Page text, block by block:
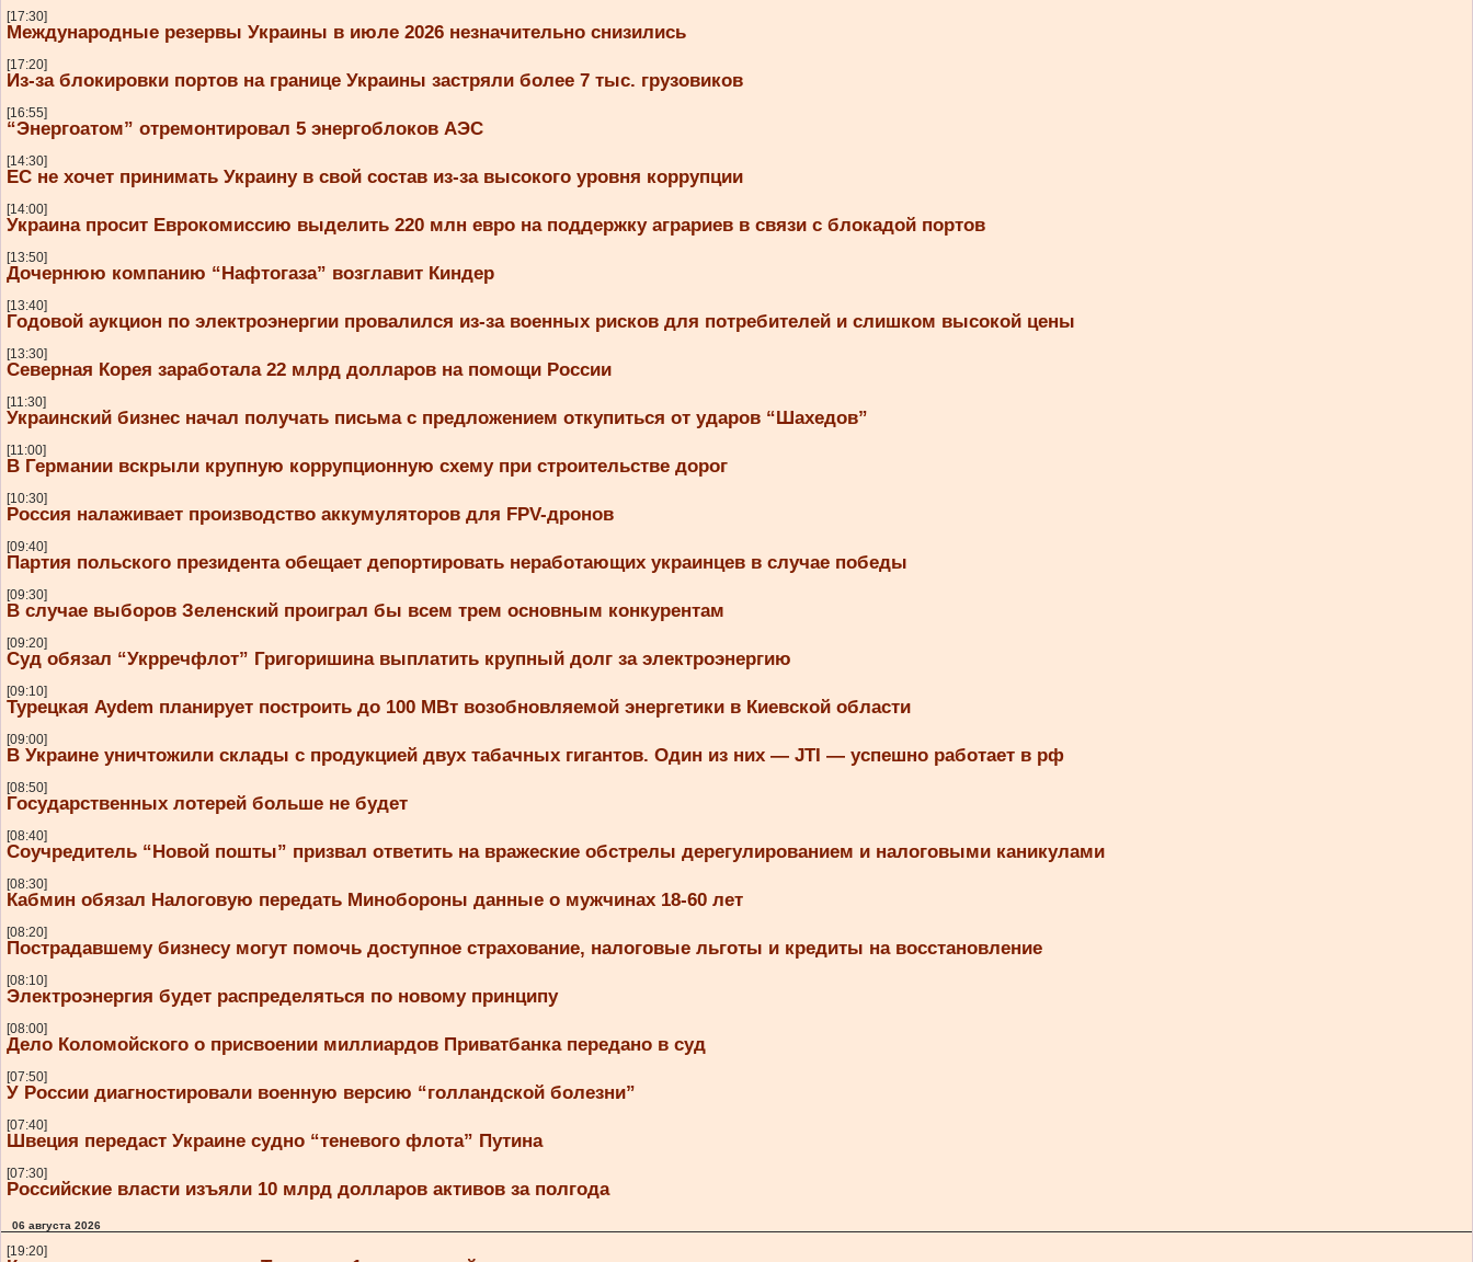
[17:30]
Международные резервы Украины в июле 2026 незначительно снизились
[17:20]
Из-за блокировки портов на границе Украины застряли более 7 тыс. грузовиков
[16:55]
“Энергоатом” отремонтировал 5 энергоблоков АЭС
[14:30]
ЕС не хочет принимать Украину в свой состав из-за высокого уровня коррупции
[14:00]
Украина просит Еврокомиссию выделить 220 млн евро на поддержку аграриев в связи с блокадой портов
[13:50]
Дочернюю компанию “Нафтогаза” возглавит Киндер
[13:40]
Годовой аукцион по электроэнергии провалился из-за военных рисков для потребителей и слишком высокой цены
[13:30]
Северная Корея заработала 22 млрд долларов на помощи России
[11:30]
Украинский бизнес начал получать письма с предложением откупиться от ударов “Шахедов”
[11:00]
В Германии вскрыли крупную коррупционную схему при строительстве дорог
[10:30]
Россия налаживает производство аккумуляторов для FPV-дронов
[09:40]
Партия польского президента обещает депортировать неработающих украинцев в случае победы
[09:30]
В случае выборов Зеленский проиграл бы всем трем основным конкурентам
[09:20]
Суд обязал “Укрречфлот” Григоришина выплатить крупный долг за электроэнергию
[09:10]
Турецкая Aydem планирует построить до 100 МВт возобновляемой энергетики в Киевской области
[09:00]
В Украине уничтожили склады с продукцией двух табачных гигантов. Один из них — JTI — успешно работает в рф
[08:50]
Государственных лотерей больше не будет
[08:40]
Соучредитель “Новой пошты” призвал ответить на вражеские обстрелы дерегулированием и налоговыми каникулами
[08:30]
Кабмин обязал Налоговую передать Минобороны данные о мужчинах 18-60 лет
[08:20]
Пострадавшему бизнесу могут помочь доступное страхование, налоговые льготы и кредиты на восстановление
[08:10]
Электроэнергия будет распределяться по новому принципу
[08:00]
Дело Коломойского о присвоении миллиардов Приватбанка передано в суд
[07:50]
У России диагностировали военную версию “голландской болезни”
[07:40]
Швеция передаст Украине судно “теневого флота” Путина
[07:30]
Российские власти изъяли 10 млрд долларов активов за полгода
06 августа 2026
[19:20]